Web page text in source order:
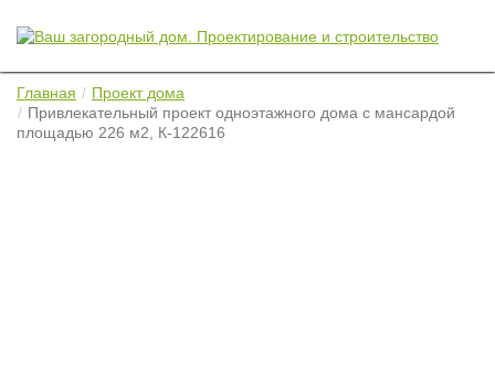
Главная
Проект дома
Привлекательный проект одноэтажного дома с мансардой
площадью 226 м2, К-122616